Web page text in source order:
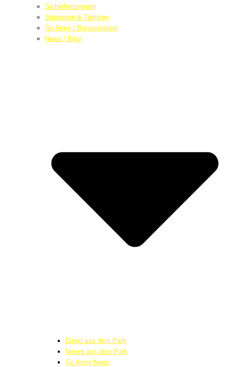
Sicherheitsregeln
Strategien & Taktiken
Go Army / Bonussystem
News / Blog
Direkt aus dem Park
Neues aus dem Park
Go Army News